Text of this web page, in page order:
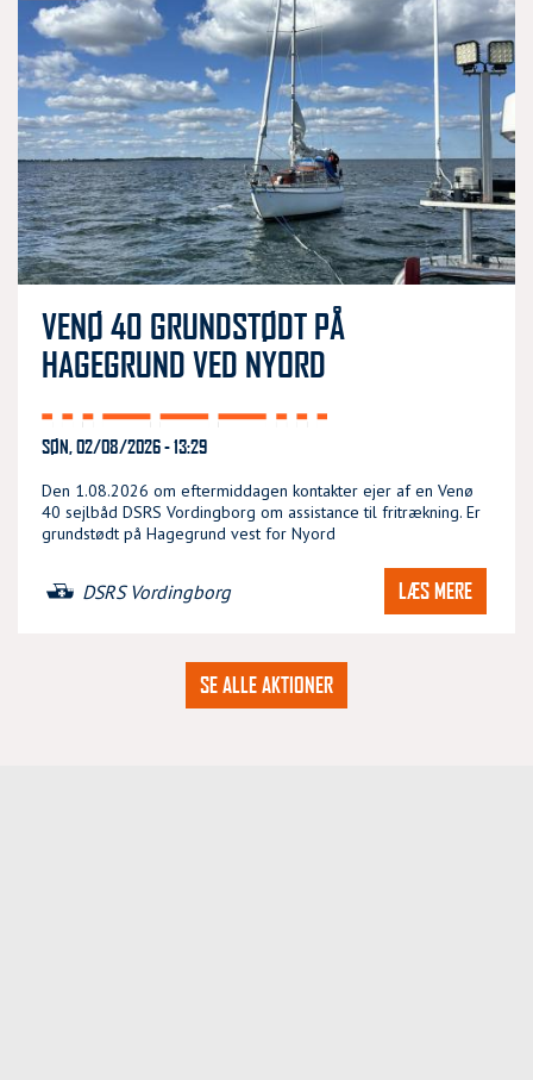
VENØ 40 GRUNDSTØDT PÅ
HAGEGRUND VED NYORD
SØN, 02/08/2026 - 13:29
Den 1.08.2026 om eftermiddagen kontakter ejer af en Venø
40 sejlbåd DSRS Vordingborg om assistance til fritrækning. Er
grundstødt på Hagegrund vest for Nyord
DSRS Vordingborg LÆS MERE
SE ALLE AKTIONER